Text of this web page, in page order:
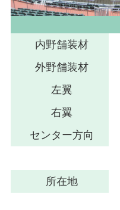
内野舗装材
外野舗装材
左翼
右翼
センター方向
所在地